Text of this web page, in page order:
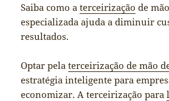
Saiba como aterceirização de
especializada ajuda a diminuir
resultados.
Optar pelaterceirização de mão
estratégia inteligente para
economizar. A terceirização para